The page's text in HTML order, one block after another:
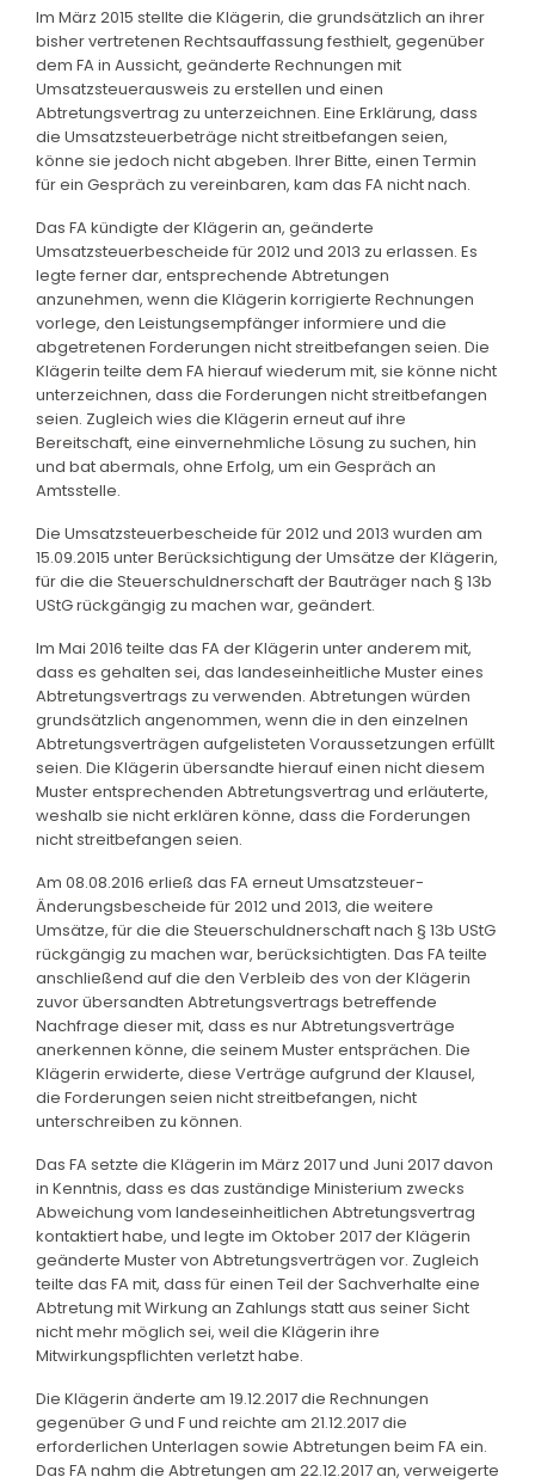
Im März 2015 stellte die Klägerin, die grundsätzlich an ihrer
bisher vertretenen Rechtsauffassung festhielt, gegenüber
dem FA in Aussicht, geänderte Rechnungen mit
Umsatzsteuerausweis zu erstellen und einen
Abtretungsvertrag zu unterzeichnen. Eine Erklärung, dass
die Umsatzsteuerbeträge nicht streitbefangen seien,
könne sie jedoch nicht abgeben. Ihrer Bitte, einen Termin
für ein Gespräch zu vereinbaren, kam das FA nicht nach.
Das FA kündigte der Klägerin an, geänderte
Umsatzsteuerbescheide für 2012 und 2013 zu erlassen. Es
legte ferner dar, entsprechende Abtretungen
anzunehmen, wenn die Klägerin korrigierte Rechnungen
vorlege, den Leistungsempfänger informiere und die
abgetretenen Forderungen nicht streitbefangen seien. Die
Klägerin teilte dem FA hierauf wiederum mit, sie könne nicht
unterzeichnen, dass die Forderungen nicht streitbefangen
seien. Zugleich wies die Klägerin erneut auf ihre
Bereitschaft, eine einvernehmliche Lösung zu suchen, hin
und bat abermals, ohne Erfolg, um ein Gespräch an
Amtsstelle.
Die Umsatzsteuerbescheide für 2012 und 2013 wurden am
15.09.2015 unter Berücksichtigung der Umsätze der Klägerin,
für die die Steuerschuldnerschaft der Bauträger nach § 13b
UStG rückgängig zu machen war, geändert.
Im Mai 2016 teilte das FA der Klägerin unter anderem mit,
dass es gehalten sei, das landeseinheitliche Muster eines
Abtretungsvertrags zu verwenden. Abtretungen würden
grundsätzlich angenommen, wenn die in den einzelnen
Abtretungsverträgen aufgelisteten Voraussetzungen erfüllt
seien. Die Klägerin übersandte hierauf einen nicht diesem
Muster entsprechenden Abtretungsvertrag und erläuterte,
weshalb sie nicht erklären könne, dass die Forderungen
nicht streitbefangen seien.
Am 08.08.2016 erließ das FA erneut Umsatzsteuer-
Änderungsbescheide für 2012 und 2013, die weitere
Umsätze, für die die Steuerschuldnerschaft nach § 13b UStG
rückgängig zu machen war, berücksichtigten. Das FA teilte
anschließend auf die den Verbleib des von der Klägerin
zuvor übersandten Abtretungsvertrags betreffende
Nachfrage dieser mit, dass es nur Abtretungsverträge
anerkennen könne, die seinem Muster entsprächen. Die
Klägerin erwiderte, diese Verträge aufgrund der Klausel,
die Forderungen seien nicht streitbefangen, nicht
unterschreiben zu können.
Das FA setzte die Klägerin im März 2017 und Juni 2017 davon
in Kenntnis, dass es das zuständige Ministerium zwecks
Abweichung vom landeseinheitlichen Abtretungsvertrag
kontaktiert habe, und legte im Oktober 2017 der Klägerin
geänderte Muster von Abtretungsverträgen vor. Zugleich
teilte das FA mit, dass für einen Teil der Sachverhalte eine
Abtretung mit Wirkung an Zahlungs statt aus seiner Sicht
nicht mehr möglich sei, weil die Klägerin ihre
Mitwirkungspflichten verletzt habe.
Die Klägerin änderte am 19.12.2017 die Rechnungen
gegenüber G und F und reichte am 21.12.2017 die
erforderlichen Unterlagen sowie Abtretungen beim FA ein.
Das FA nahm die Abtretungen am 22.12.2017 an, verweigerte